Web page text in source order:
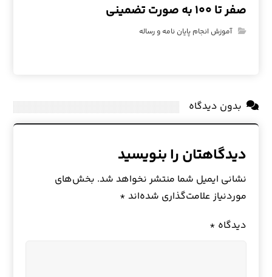
صفر تا ۱۰۰ به صورت تضمینی
آموزش انجام پایان نامه و رساله
بدون دیدگاه
دیدگاهتان را بنویسید
نشانی ایمیل شما منتشر نخواهد شد. بخش‌های
موردنیاز علامت‌گذاری شده‌اند *
دیدگاه *